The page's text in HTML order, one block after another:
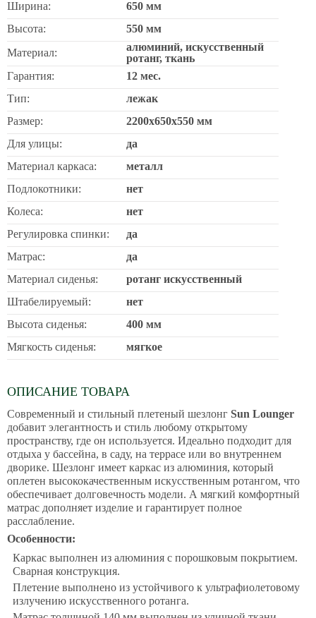
Ширина:
650 мм
Высота:
550 мм
Материал:
алюминий, искусственный
ротанг, ткань
Гарантия:
12 мес.
Тип:
лежак
Размер:
2200х650х550 мм
Для улицы:
да
Материал каркаса:
металл
Подлокотники:
нет
Колеса:
нет
Регулировка спинки:
да
Матрас:
да
Материал сиденья:
ротанг искусственный
Штабелируемый:
нет
Высота сиденья:
400 мм
Мягкость сиденья:
мягкое
ОПИСАНИЕ ТОВАРА
Современный и стильный плетеный шезлонг Sun Lounger
добавит элегантность и стиль любому открытому
пространству, где он используется. Идеально подходит для
отдыха у бассейна, в саду, на террасе или во внутреннем
дворике. Шезлонг имеет каркас из алюминия, который
оплетен высококачественным искусственным ротангом, что
обеспечивает долговечность модели. А мягкий комфортный
матрас дополняет изделие и гарантирует полное
расслабление.
Особенности:
Каркас выполнен из алюминия с порошковым покрытием.
Сварная конструкция.
Плетение выполнено из устойчивого к ультрафиолетовому
излучению искусственного ротанга.